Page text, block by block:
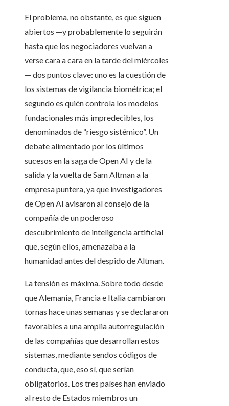
El problema, no obstante, es que siguen
abiertos —y probablemente lo seguirán
hasta que los negociadores vuelvan a
verse cara a cara en la tarde del miércoles
— dos puntos clave: uno es la cuestión de
los sistemas de vigilancia biométrica; el
segundo es quién controla los modelos
fundacionales más impredecibles, los
denominados de “riesgo sistémico”. Un
debate alimentado por los últimos
sucesos en la saga de Open AI y de la
salida y la vuelta de Sam Altman a la
empresa puntera, ya que investigadores
de Open AI avisaron al consejo de la
compañía de un poderoso
descubrimiento de inteligencia artificial
que, según ellos, amenazaba a la
humanidad antes del despido de Altman.
La tensión es máxima. Sobre todo desde
que Alemania, Francia e Italia cambiaron
tornas hace unas semanas y se declararon
favorables a una amplia autorregulación
de las compañías que desarrollan estos
sistemas, mediante sendos códigos de
conducta, que, eso sí, que serían
obligatorios. Los tres países han enviado
al resto de Estados miembros un